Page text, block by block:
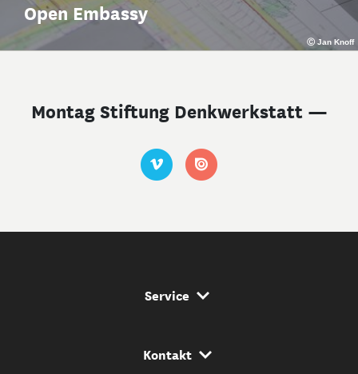
Ⓒ Jan Knoff
Open Embassy
Montag Stiftung Denkwerkstatt —
Service Navigation
Service
Kontakt Navigation
Kontakt